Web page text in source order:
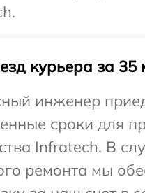
курьера за 35
инженер
сроки для
Infratech. В
ремонта мы